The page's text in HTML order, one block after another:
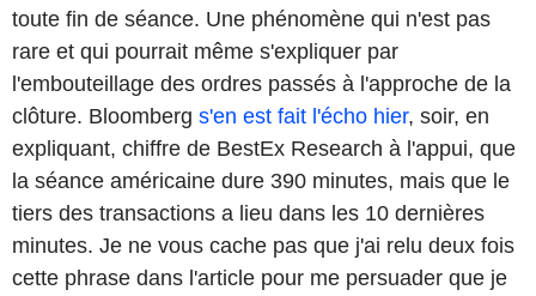
toute fin de séance. Une phénomène qui n'est pas
rare et qui pourrait même s'expliquer par
l'embouteillage des ordres passés à l'approche de la
clôture. Bloomberg s'en est fait l'écho hier, soir, en
expliquant, chiffre de BestEx Research à l'appui, que
la séance américaine dure 390 minutes, mais que le
tiers des transactions a lieu dans les 10 dernières
minutes. Je ne vous cache pas que j'ai relu deux fois
cette phrase dans l'article pour me persuader que je